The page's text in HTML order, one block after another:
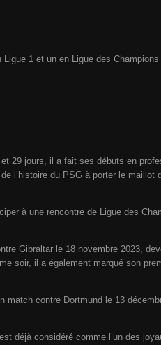
1 et un en Ligue des Champions
29 jours, il a fait ses débuts en
l’histoire du PSG à porter le maillot
à une rencontre de Ligue des
Gibraltar le 18 novembre 2023,
soir, il a également marqué son
match contre Dortmund le 13
déjà considéré comme l’un des